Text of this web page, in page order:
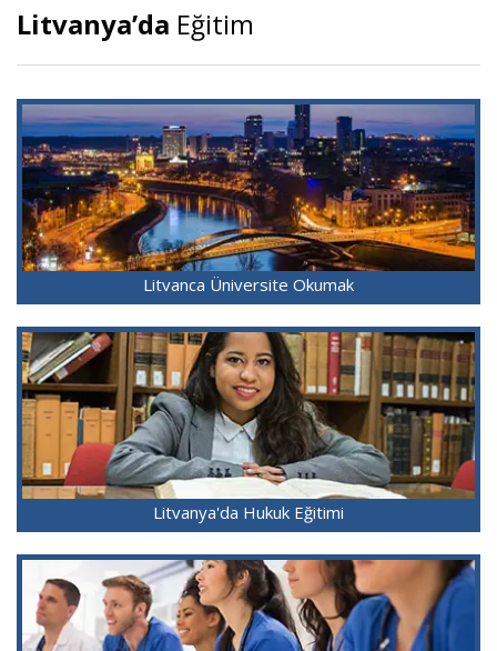
Litvanya’da Eğitim
Litvanca Üniversite Okumak
Litvanya'da Hukuk Eğitimi